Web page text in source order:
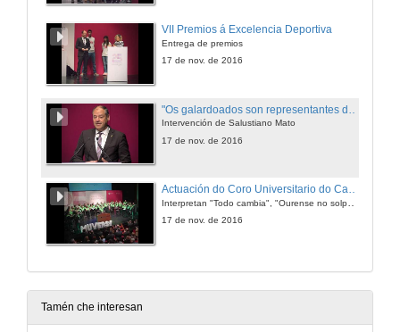
VII Premios á Excelencia Deportiva
Entrega de premios
17 de nov. de 2016
Intervención de Salustiano Mato
17 de nov. de 2016
Actuación do Coro Universitario do Campus de Ourense
17 de nov. de 2016
Tamén che interesan